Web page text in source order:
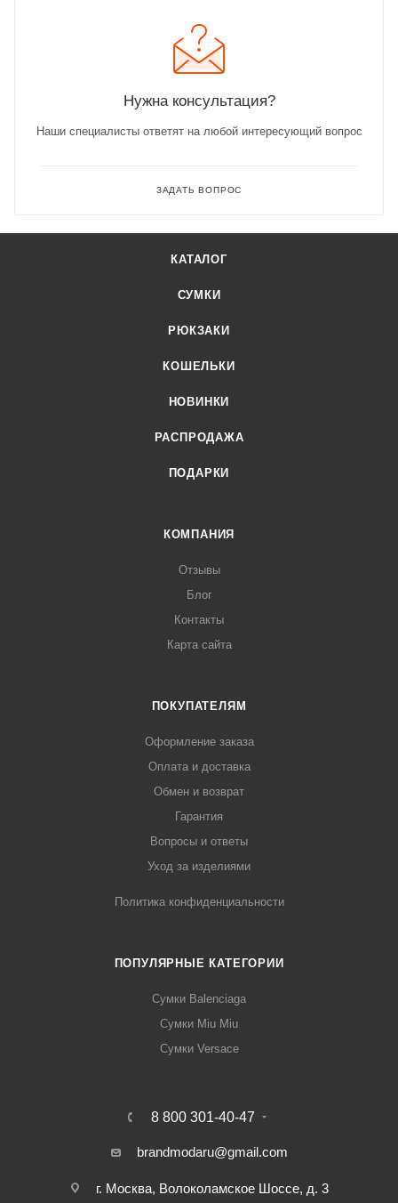
Нужна консультация?
Наши специалисты ответят на любой интересующий вопрос
ЗАДАТЬ ВОПРОС
КАТАЛОГ
СУМКИ
РЮКЗАКИ
КОШЕЛЬКИ
НОВИНКИ
РАСПРОДАЖА
ПОДАРКИ
КОМПАНИЯ
Отзывы
Блог
Контакты
Карта сайта
ПОКУПАТЕЛЯМ
Оформление заказа
Оплата и доставка
Обмен и возврат
Гарантия
Вопросы и ответы
Уход за изделиями
Политика конфиденциальности
ПОПУЛЯРНЫЕ КАТЕГОРИИ
Сумки Balenciaga
Сумки Miu Miu
Сумки Versace
8 800 301-40-47
brandmodaru@gmail.com
г. Москва, Волоколамское Шоссе, д. 3